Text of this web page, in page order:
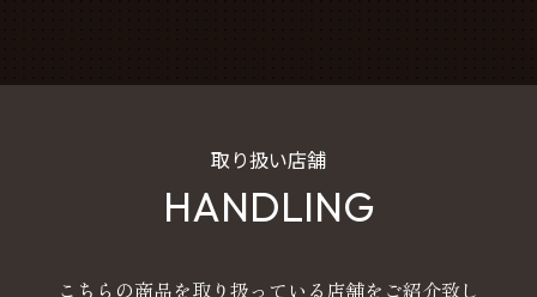
取り扱い店舗
HANDLING
こちらの商品を取り扱っている店舗をご紹介致し